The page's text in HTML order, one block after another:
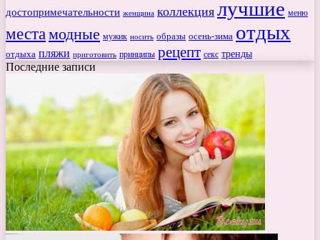
достопримечательности женщина коллекция лучшие меню
места модные мужик носить образы осень-зима отдых
отдыха пляжи приготовить принципы рецепт секс тренды
Последние записи